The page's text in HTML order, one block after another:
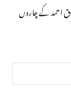
احمد کے چاروں